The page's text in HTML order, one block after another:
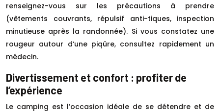
renseignez-vous sur les précautions à prendre
(vêtements couvrants, répulsif anti-tiques, inspection
minutieuse après la randonnée). Si vous constatez une
rougeur autour d’une piqûre, consultez rapidement un
médecin.
Divertissement et confort : profiter de
l’expérience
Le camping est l’occasion idéale de se détendre et de